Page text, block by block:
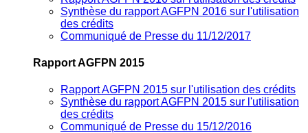
Synthèse du rapport AGFPN 2016 sur l'utilisation
des crédits
Communiqué de Presse du 11/12/2017
Rapport AGFPN 2015
Rapport AGFPN 2015 sur l'utilisation des crédits
Synthèse du rapport AGFPN 2015 sur l'utilisation
des crédits
Communiqué de Presse du 15/12/2016